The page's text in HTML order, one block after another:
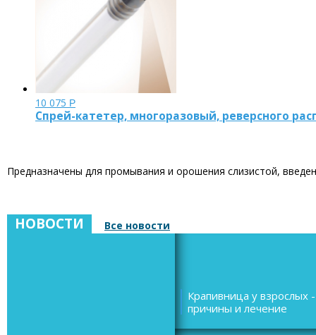
10 075 Р
Спрей-катетер, многоразовый, реверсного
Предназначены для промывания и орошения слизистой,
НОВОСТИ Все новости
Крапивница у взрослых -
причины и лечение